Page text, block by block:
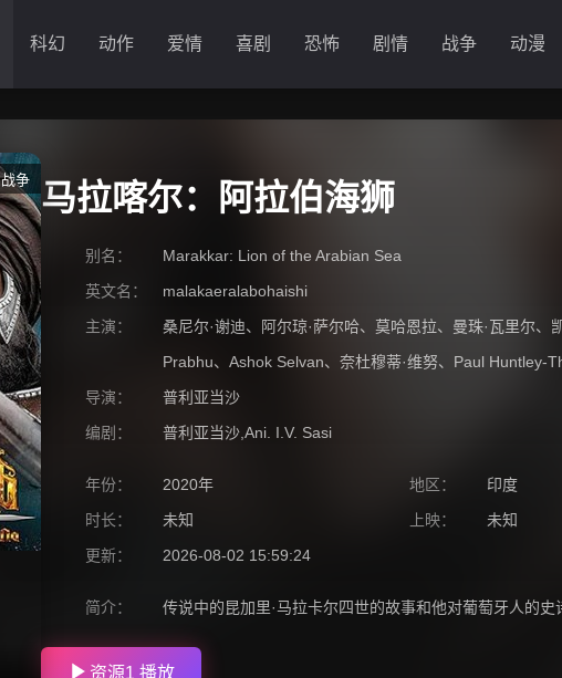
科幻 动作 爱情 喜剧 恐怖 剧情 战争 动漫
战争 马拉喀尔：阿拉伯海狮
别名：
Marakkar: Lion of the Arabian Sea
英文名：
malakaeralabohaishi
主演：
桑尼尔·谢迪、 阿尔琼·萨尔哈、 莫哈恩拉、 曼珠·瓦里尔、
Prabhu、 Ashok Selvan、 奈杜穆蒂·维努、 Paul Huntley-
导演：
普利亚当沙
编剧：
普利亚当沙,Ani. I.V. Sasi
年份： 2020年 地区： 印度
时长：
未知 上映： 未知
更新：
2026-08-02 15:59:24
简介： 传说中的昆加里·马拉卡尔四世的故事和他对葡萄牙人的史
资源1 播放